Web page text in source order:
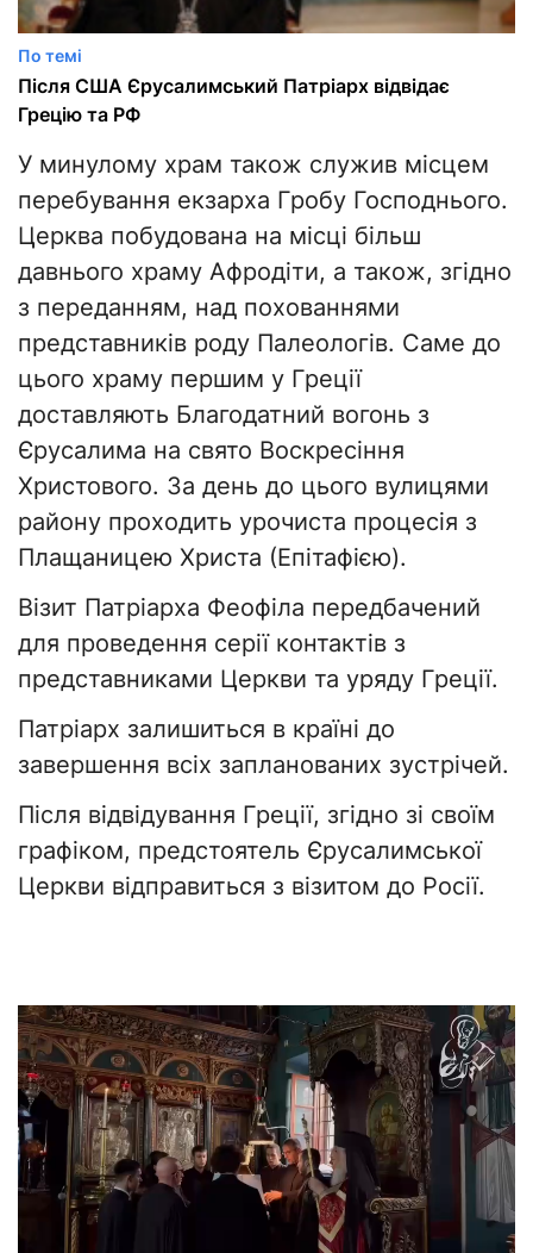
По темі
Після США Єрусалимський Патріарх відвідає
Грецію та РФ
У минулому храм також служив місцем
перебування екзарха Гробу Господнього.
Церква побудована на місці більш
давнього храму Афродіти, а також, згідно
з переданням, над похованнями
представників роду Палеологів. Саме до
цього храму першим у Греції
доставляють Благодатний вогонь з
Єрусалима на свято Воскресіння
Христового. За день до цього вулицями
району проходить урочиста процесія з
Плащаницею Христа (Епітафією).
Візит Патріарха Феофіла передбачений
для проведення серії контактів з
представниками Церкви та уряду Греції.
Патріарх залишиться в країні до
завершення всіх запланованих зустрічей.
Після відвідування Греції, згідно зі своїм
графіком, предстоятель Єрусалимської
Церкви відправиться з візитом до Росії.